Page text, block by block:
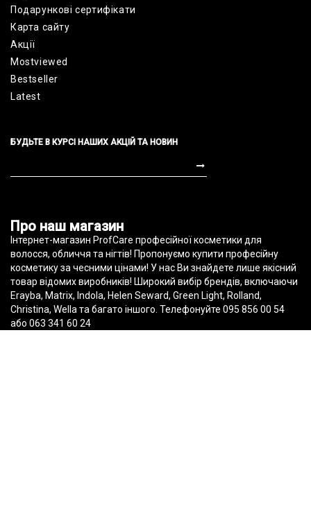
Подарункові сертифікати
Карта сайту
Акції
Mostviewed
Bestseller
Latest
БУДЬТЕ В КУРСІ НАШИХ АКЦІЙ ТА НОВИН
Про наш магазин
Інтернет-магазин ProfCare професійної косметики для
волосся, обличчя та нігтів! Пропонуємо купити професійну
косметику за чесними цінами! У нас Ви знайдете лише якісний
товар відомих виробників! Широкий вибір брендів, включаючи
Erayba, Matrix, Indola, Helen Seward, Green Light, Rolland,
Christina, Wella та багато іншого. Телефонуйте 095 856 00 54
або 063 341 60 24